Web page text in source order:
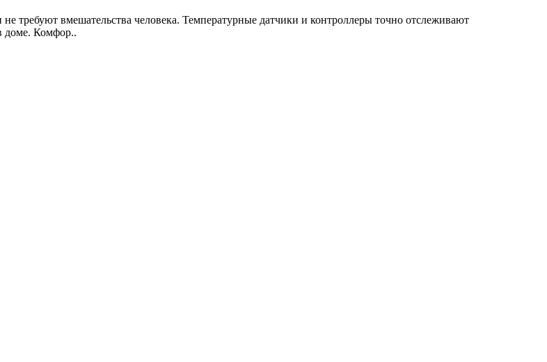
требуют вмешательства человека. Температурные датчики и контроллеры точно отслеживают
доме. Комфор..